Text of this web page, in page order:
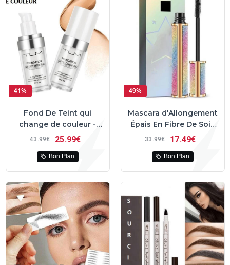
41%
Fond De Teint qui
change de couleur -
TLM™
43 99€ 25 99€
Bon Plan
49%
Mascara d'Allongement
Épais En Fibre De Soie
4D
33 99€ 17 49€
Bon Plan